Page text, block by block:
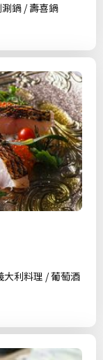
鍋 / 壽喜鍋
大利料理 / 葡萄酒